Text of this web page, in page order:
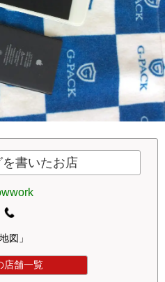
を書いたお店
地図」
店舗一覧